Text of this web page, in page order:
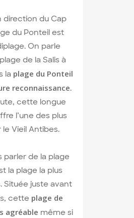
direction du Cap
du Ponteil est
On parle
de la Salis à
la plage du Ponteil
reconnaissance.
cette longue
l’une des plus
le Vieil Antibes.
de la plage
la plage la plus
Située juste avant
cette plage de
agréable même si